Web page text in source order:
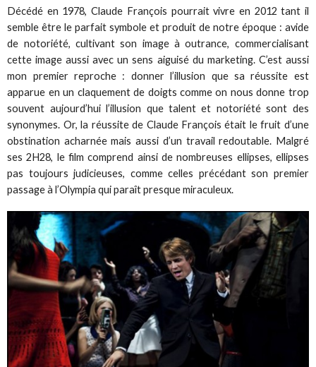
Décédé en 1978, Claude François pourrait vivre en 2012 tant il
semble être le parfait symbole et produit de notre époque : avide
de notoriété, cultivant son image à outrance, commercialisant
cette image aussi avec un sens aiguisé du marketing. C’est aussi
mon premier reproche : donner l’illusion que sa réussite est
apparue en un claquement de doigts comme on nous donne trop
souvent aujourd’hui l’illusion que talent et notoriété sont des
synonymes. Or, la réussite de Claude François était le fruit d’une
obstination acharnée mais aussi d’un travail redoutable. Malgré
ses 2H28, le film comprend ainsi de nombreuses ellipses, ellipses
pas toujours judicieuses, comme celles précédant son premier
passage à l’Olympia qui paraît presque miraculeux.